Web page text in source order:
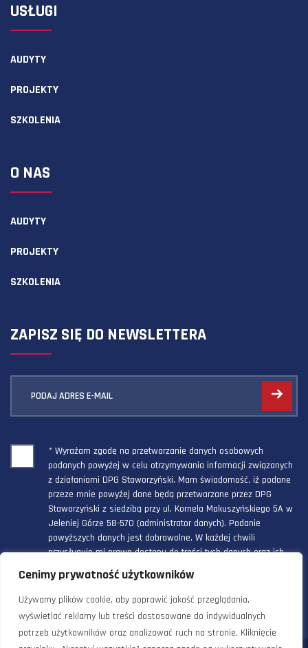
Cenimy prywatność użytkowników
Używamy plików cookie, aby poprawić jakość przeglądania,
wyświetlać reklamy lub treści dostosowane do indywidualnych
potrzeb użytkowników oraz analizować ruch na stronie. Kliknięcie
USŁUGI
AUDYTY
PROJEKTY
SZKOLENIA
O NAS
AUDYTY
PROJEKTY
SZKOLENIA
ZAPISZ SIĘ DO NEWSLETTERA
PODAJ ADRES E-MAIL
* Wyrażam zgodę na przetwarzanie danych osobowych
podanych powyżej w celu otrzymywania informacji związanych
z działaniami DPG Staworzyński. Mam świadomość, iż podane
przeze mnie powyżej dane będą przetwarzane przez DPG
Staworzyński z siedzibą przy ul. Kornela Makuszyńskiego 5A w
Jeleniej Górze 58-570 (administrator danych). Podanie
powyższych danych jest dobrowolne. W każdej chwili
przysługuje mi prawo dostępu do treści tych danych oraz ich
poprawienia, a powyższa zgoda może być odwołana w każdym
czasie.